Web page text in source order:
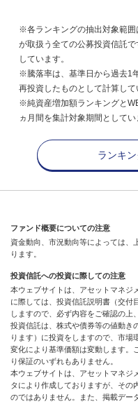
※各ランキングの抽出対象範
が取扱う全ての公募投資信託
しています。
※騰落率は、基準日から過去1
再投資したものとして計算して
※純資産増加額ランキングと
ヵ月間を集計対象期間としてい
ランキ
ファンド概要についての注意
資金動向、市況動向等によっては、
ります。
投資信託への投資に際しての注意
本ウェブサイトは、アセットマネジ
に際しては、投資信託説明書（交付
しますので、必ず内容をご確認の上
投資信託は、株式や債券等の値動き
ります）に投資をしますので、市場
変化により基準価額は変動します。
り保証のいずれもありません。
本ウェブサイトは、アセットマネジ
タにより作成しておりますが、その
のではありません。また、掲載デー